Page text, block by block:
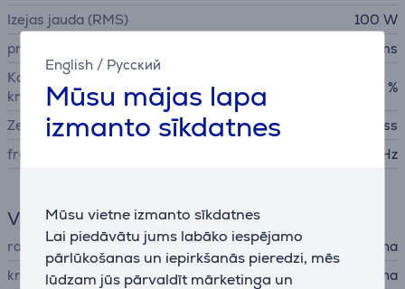
English / Русский
Mūsu mājas lapa
izmanto sīkdatnes
Mūsu vietne izmanto sīkdatnes
Lai piedāvātu jums labāko iespējamo
pārlūkošanas un iepirkšanās pieredzi, mēs
lūdzam jūs pārvaldīt mārketinga un
Izejas jauda (RMS)
100 W
pretestība
5 oms
Kopējais harmoniskais
kropļojums
10 %
Zemo frekvenču skaļrunis
10" konuss
frekvenču diapazons
25 Hz - 180 Hz
Vispārējais parametrs
ražotājs
Yamaha
krāsa
melna